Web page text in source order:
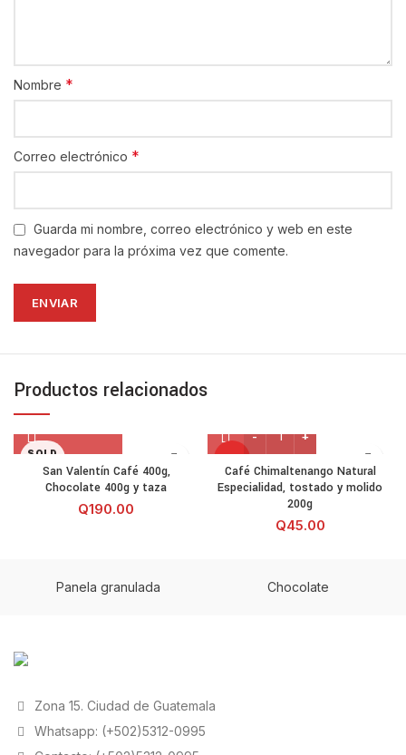
Nombre *
Correo electrónico *
Guarda mi nombre, correo electrónico y web en este
navegador para la próxima vez que comente.
Productos relacionados
SOLD
San Valentín Café 400g,
Chocolate 400g y taza
Q190.00
Café Chimaltenango Natural
Especialidad, tostado y molido
200g
Q45.00
Panela granulada Chocolate
Zona 15. Ciudad de Guatemala
Whatsapp: (+502)5312-0995